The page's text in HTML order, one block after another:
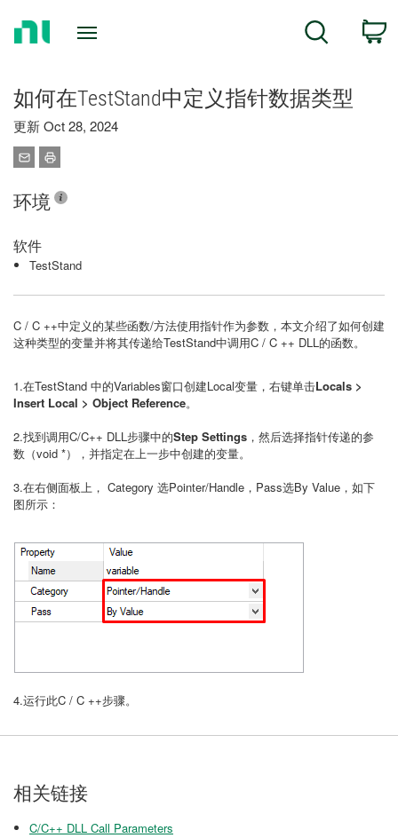
Search
如何在TestStand中定义指针数据类型
更新 Oct 28, 2024
环境
软件
TestStand
C / C ++中定义的某些函数/方法使用指针作为参数，本文介绍了如何创建
这种类型的变量并将其传递给TestStand中调用C / C ++ DLL的函数。
1.在TestStand 中的Variables窗口创建Local变量，右键单击Locals >
Insert Local > Object Reference。
2.找到调用C/C++ DLL步骤中的Step Settings ，然后选择指针传递的参
数（void *），并指定在上一步中创建的变量。
3.在右侧面板上， Category 选Pointer/Handle，Pass选By Value，如下
图所示：
4.运行此C / C ++步骤。
相关链接
C/C++ DLL Call Parameters